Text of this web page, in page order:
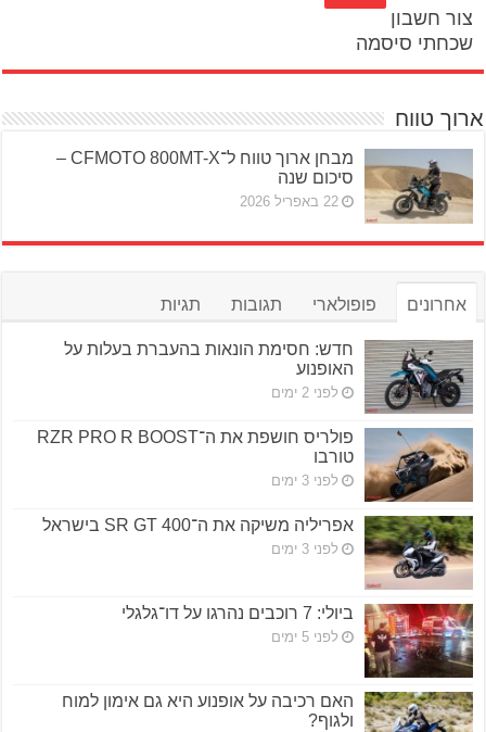
צור חשבון
שכחתי סיסמה
ארוך טווח
מבחן ארוך טווח ל־CFMOTO 800MT-X –
סיכום שנה
22 באפריל 2026
אחרונים פופולארי תגובות תגיות
חדש: חסימת הונאות בהעברת בעלות על
האופנוע
לפני 2 ימים
פולריס חושפת את ה־RZR PRO R BOOST
טורבו
לפני 3 ימים
אפריליה משיקה את ה־SR GT 400 בישראל
לפני 3 ימים
ביולי: 7 רוכבים נהרגו על דו־גלגלי
לפני 5 ימים
האם רכיבה על אופנוע היא גם אימון למוח
ולגוף?